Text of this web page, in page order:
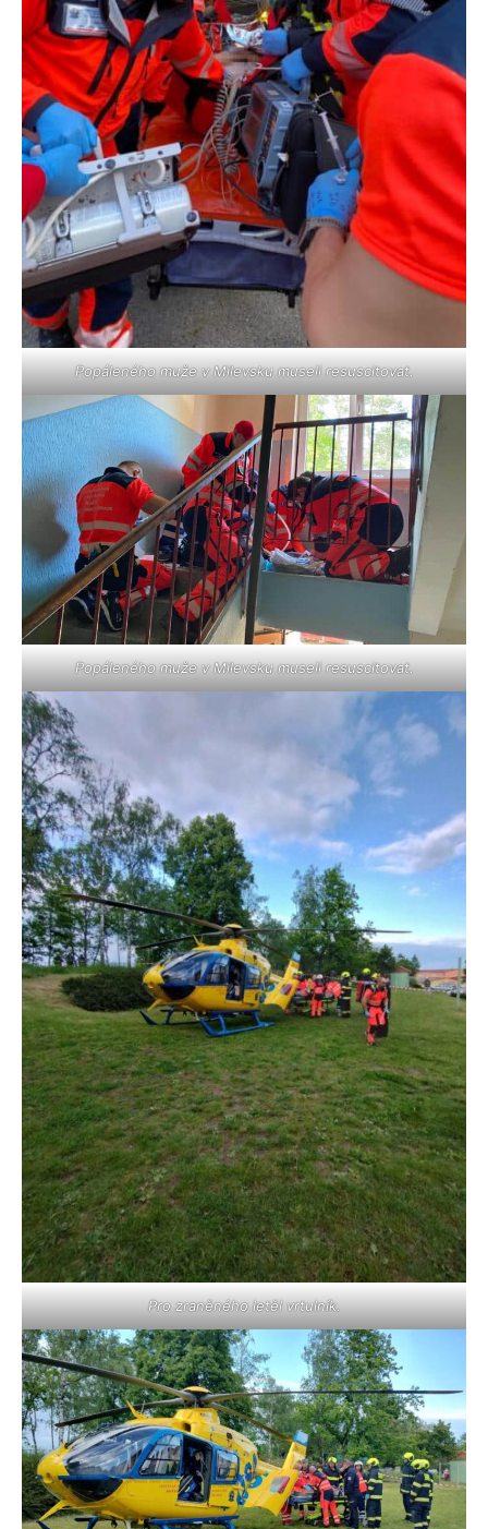
Popáleného muže v Milevsku museli resuscitovat.
Popáleného muže v Milevsku museli resuscitovat.
Pro zraněného letěl vrtulník.